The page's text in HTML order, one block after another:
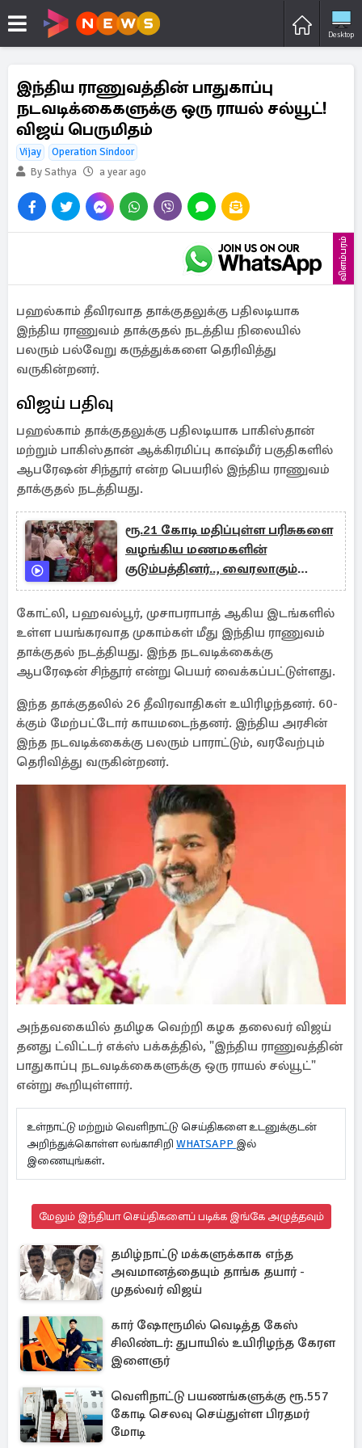
Desktop
இந்திய ராணுவத்தின் பாதுகாப்பு
நடவடிக்கைகளுக்கு ஒரு ராயல் சல்யூட்!
விஜய் பெருமிதம்
Vijay
Operation Sindoor
By Sathya
a year ago
விளம்பரம்
பஹல்காம் தீவிரவாத தாக்குதலுக்கு பதிலடியாக
இந்திய ராணுவம் தாக்குதல் நடத்திய நிலையில்
பலரும் பல்வேறு கருத்துக்களை தெரிவித்து
வருகின்றனர்.
விஜய் பதிவு
பஹல்காம் தாக்குதலுக்கு பதிலடியாக பாகிஸ்தான்
மற்றும் பாகிஸ்தான் ஆக்கிரமிப்பு காஷ்மீர் பகுதிகளில்
ஆபரேஷன் சிந்தூர் என்ற பெயரில் இந்திய ராணுவம்
தாக்குதல் நடத்தியது.
ரூ.21 கோடி மதிப்புள்ள பரிசுகளை
வழங்கிய மணமகளின்
குடும்பத்தினர்.., வைரலாகும்
வீடியோ
கோட்லி, பஹவல்பூர், முசாபராபாத் ஆகிய இடங்களில்
உள்ள பயங்கரவாத முகாம்கள் மீது இந்திய ராணுவம்
தாக்குதல் நடத்தியது. இந்த நடவடிக்கைக்கு
ஆபரேஷன் சிந்தூர் என்று பெயர் வைக்கப்பட்டுள்ளது.
இந்த தாக்குதலில் 26 தீவிரவாதிகள் உயிரிழந்தனர். 60-
க்கும் மேற்பட்டோர் காயமடைந்தனர். இந்திய அரசின்
இந்த நடவடிக்கைக்கு பலரும் பாராட்டும், வரவேற்பும்
தெரிவித்து வருகின்றனர்.
அந்தவகையில் தமிழக வெற்றி கழக தலைவர் விஜய்
தனது ட்விட்டர் எக்ஸ் பக்கத்தில், "இந்திய ராணுவத்தின்
பாதுகாப்பு நடவடிக்கைகளுக்கு ஒரு ராயல் சல்யூட்"
என்று கூறியுள்ளார்.
உள்நாட்டு மற்றும் வெளிநாட்டு செய்திகளை உடனுக்குடன்
அறிந்துக்கொள்ள லங்காசிறி WHATSAPP இல்
இணையுங்கள்.
மேலும் இந்தியா செய்திகளைப் படிக்க இங்கே அழுத்தவும்
தமிழ்நாட்டு மக்களுக்காக எந்த
அவமானத்தையும் தாங்க தயார் -
முதல்வர் விஜய்
கார் ஷோரூமில் வெடித்த கேஸ்
சிலிண்டர்: துபாயில் உயிரிழந்த கேரள
இளைஞர்
வெளிநாட்டு பயணங்களுக்கு ரூ.557
கோடி செலவு செய்துள்ள பிரதமர்
மோடி